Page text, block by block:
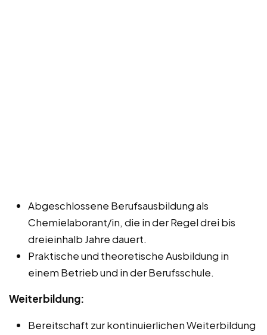
Abgeschlossene Berufsausbildung als
Chemielaborant/in, die in der Regel drei bis
dreieinhalb Jahre dauert.
Praktische und theoretische Ausbildung in
einem Betrieb und in der Berufsschule.
Weiterbildung:
Bereitschaft zur kontinuierlichen Weiterbildung